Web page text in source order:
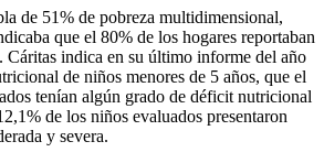
de 51% de pobreza multidimensional,
que el 80% de los hogares reportaban
Cáritas indica en su último informe del año
de niños menores de 5 años, que el
tenían algún grado de déficit nutricional
de los niños evaluados presentaron
y severa.